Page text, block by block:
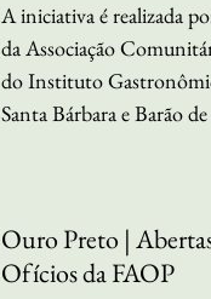
A iniciativa é realizada
da Associação
do Instituto
Santa Bárbara e Barão
Ouro Preto |
Ofícios da FAOP